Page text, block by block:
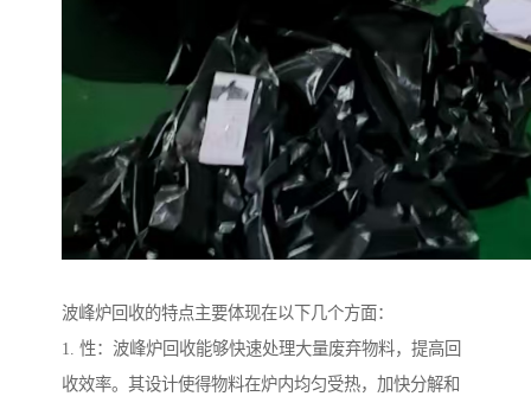
波峰炉回收的特点主要体现在以下几个方面：
1. 性：波峰炉回收能够快速处理大量废弃物料，提高回
收效率。其设计使得物料在炉内均匀受热，加快分解和